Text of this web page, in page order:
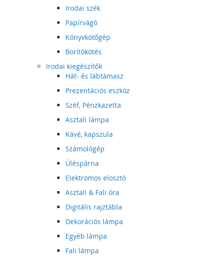
Irodai szék
Papírvágó
Könyvkötőgép
Borítókötés
Irodai kiegészítők
Hát- és lábtámasz
Prezentációs eszköz
Széf, Pénzkazetta
Asztali lámpa
Kávé, kapszula
Számológép
Üléspárna
Elektromos elosztó
Asztali & Fali óra
Digitális rajztábla
Dekorációs lámpa
Egyéb lámpa
Fali lámpa